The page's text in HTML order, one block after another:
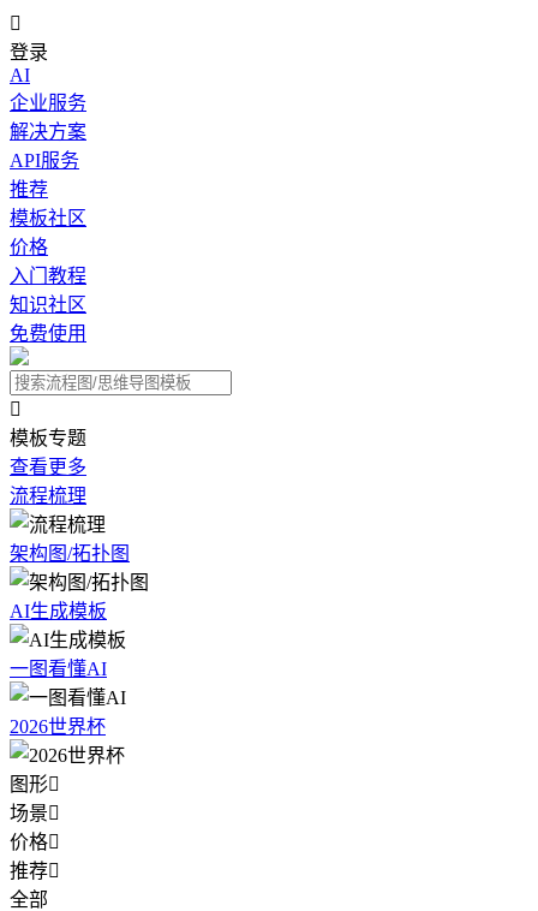

登录
AI
企业服务
解决方案
API服务
推荐
模板社区
价格
入门教程
知识社区
免费使用

模板专题
查看更多
流程梳理
架构图/拓扑图
AI生成模板
一图看懂AI
2026世界杯
图形
场景
价格
推荐
全部